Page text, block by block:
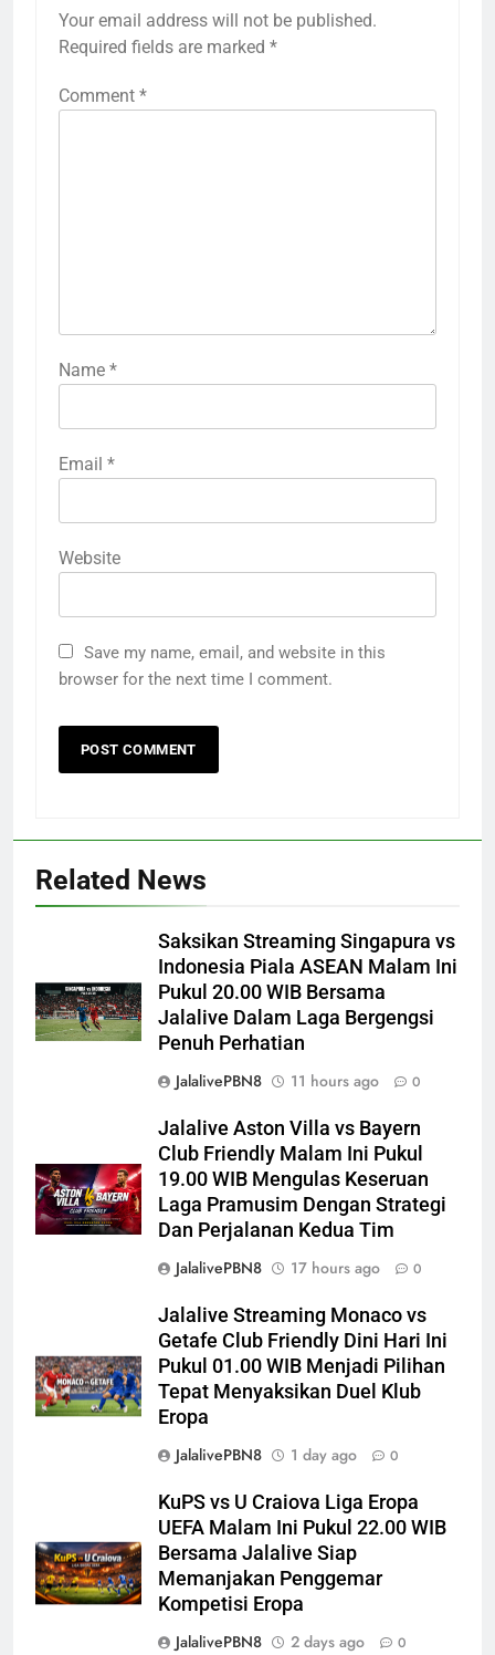
Your email address will not be published.
Required fields are marked *
Comment *
Name *
Email *
Website
Save my name, email, and website in this
browser for the next time I comment.
Related News
Saksikan Streaming Singapura vs
Indonesia Piala ASEAN Malam Ini
Pukul 20.00 WIB Bersama
Jalalive Dalam Laga Bergengsi
Penuh Perhatian
JalalivePBN8
11 hours ago 0
Jalalive Aston Villa vs Bayern
Club Friendly Malam Ini Pukul
19.00 WIB Mengulas Keseruan
Laga Pramusim Dengan Strategi
Dan Perjalanan Kedua Tim
JalalivePBN8
17 hours ago 0
Jalalive Streaming Monaco vs
Getafe Club Friendly Dini Hari Ini
Pukul 01.00 WIB Menjadi Pilihan
Tepat Menyaksikan Duel Klub
Eropa
JalalivePBN8
1 day ago 0
KuPS vs U Craiova Liga Eropa
UEFA Malam Ini Pukul 22.00 WIB
Bersama Jalalive Siap
Memanjakan Penggemar
Kompetisi Eropa
JalalivePBN8
2 days ago 0